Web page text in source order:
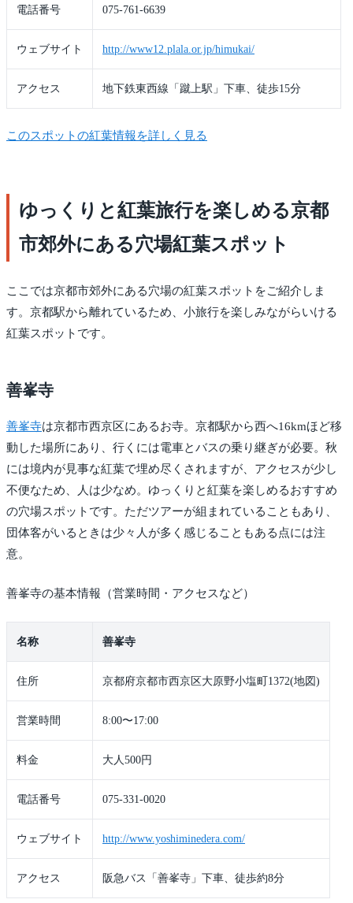
電話番号 075-761-6639
ウェブサイト http://www12.plala.or.jp/himukai/
アクセス 地下鉄東西線「蹴上駅」下車、徒歩15分
このスポットの紅葉情報を詳しく見る
ゆっくりと紅葉旅行を楽しめる京都
市郊外にある穴場紅葉スポット
ここでは京都市郊外にある穴場の紅葉スポットをご紹介しま
す。京都駅から離れているため、小旅行を楽しみながらいける
紅葉スポットです。
善峯寺
善峯寺は京都市西京区にあるお寺。京都駅から西へ16kmほど移
動した場所にあり、行くには電車とバスの乗り継ぎが必要。秋
には境内が見事な紅葉で埋め尽くされますが、アクセスが少し
不便なため、人は少なめ。ゆっくりと紅葉を楽しめるおすすめ
の穴場スポットです。ただツアーが組まれていることもあり、
団体客がいるときは少々人が多く感じることもある点には注
意。
善峯寺の基本情報（営業時間・アクセスなど）
名称 善峯寺
住所 京都府京都市西京区大原野小塩町1372(地図)
営業時間 8:00〜17:00
料金 大人500円
電話番号 075-331-0020
ウェブサイト http://www.yoshiminedera.com/
アクセス 阪急バス「善峯寺」下車、徒歩約8分